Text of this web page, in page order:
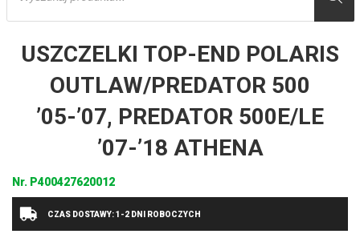
USZCZELKI TOP-END POLARIS
OUTLAW/PREDATOR 500
’05-’07, PREDATOR 500E/LE
’07-’18 ATHENA
Nr. P400427620012
CZAS DOSTAWY: 1-2 DNI ROBOCZYCH